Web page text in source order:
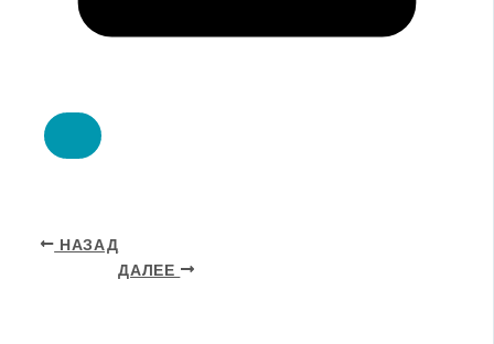
НАЗАД
ДАЛЕЕ